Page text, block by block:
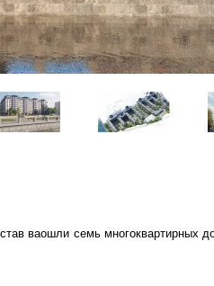
ваошли семь многоквартирных